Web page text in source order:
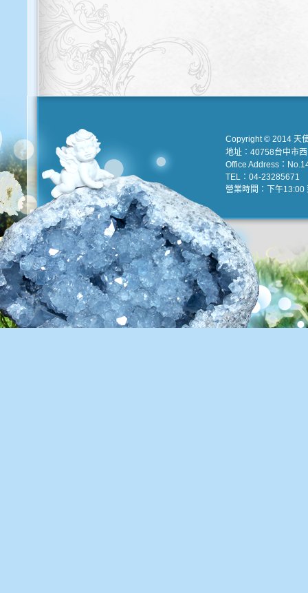
Copyright © 2014 天
地址：40758台中市
Office Address：
TEL：04-23285671
營業時間：下午13:00